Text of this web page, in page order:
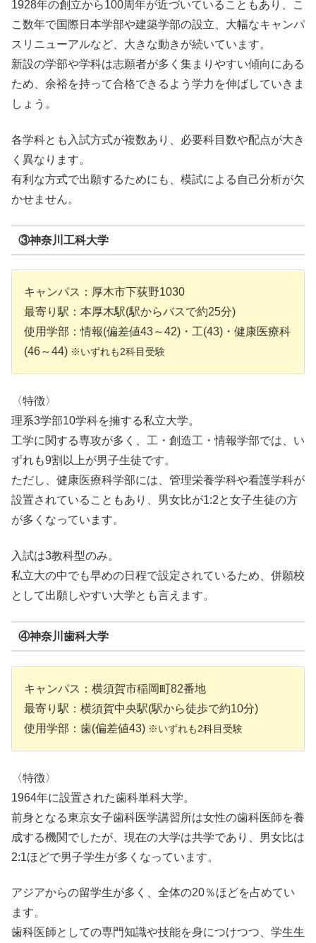
1928年の創立から100周年が近づいていることもあり、こ
こ数年で国際日本学部や建築学部の設立、大幅なキャンパ
スリニューアルなど、大きな動きが続いています。
新設の学部や学科は志願者が多く集まりやすい傾向にある
ため、余裕を持って合格できるよう学力を伸ばしていきま
しょう。
各学科とも入試方式が複数あり、必要科目数や配点が大き
く異なります。
有利な方式で出願するためにも、模試による自己分析が欠
かせません。
③神奈川工科大学
キャンパス：厚木市下荻野1030
最寄り駅：本厚木駅(駅からバスで約25分)
使用学部：情報(偏差値43～42)・工(43)・健康医療科
(46～44) ※いずれも2科目受験
〈特徴〉
理系3学部10学科を擁する私立大学。
工学に関する専攻が多く、工・創造工・情報学部では、い
ずれも9割以上が男子生徒です。
ただし、健康医療科学部には、管理栄養学科や看護学科が
設置されていることもあり、男女比が1:2と女子生徒の方
が多くなっています。
入試は3教科型のみ。
私立大の中でも早めの日程で設定されているため、併願校
として出願しやすい大学とも言えます。
④神奈川歯科大学
キャンパス：横須賀市稲岡町82番地
最寄り駅：横須賀中央駅(駅から徒歩で約10分)
使用学部：歯(偏差値43) ※いずれも2科目受験
〈特徴〉
1964年に設置された歯科単科大学。
前身となる東京女子歯科医学講習所は女性の歯科医師を養
成する機関でしたが、現在の大学は共学であり、男女比は
2:1ほどで男子学生が多くなっています。
アジアからの留学生が多く、全体の20％ほどを占めてい
ます。
歯科医師としての専門知識や技能を身につけつつ、学生生